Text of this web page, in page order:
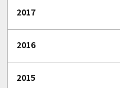
2017
2016
2015